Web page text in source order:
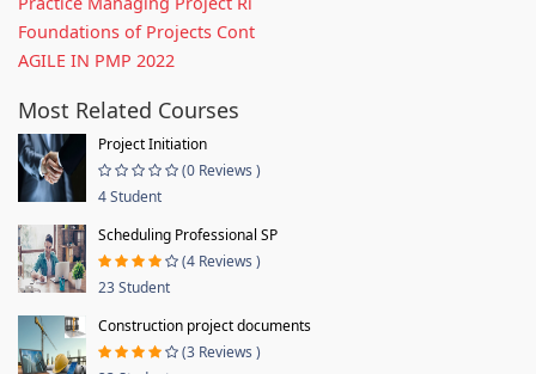
Foundations of Projects Cont
AGILE IN PMP 2022
Most Related Courses
Project Initiation
(0 Reviews )
4 Student
Scheduling Professional SP
(4 Reviews )
23 Student
Construction project documents
(3 Reviews )